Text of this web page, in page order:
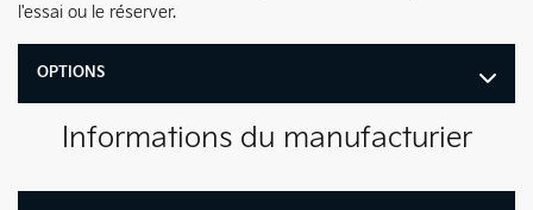
l'essai ou le réserver.
OPTIONS
Informations du manufacturier